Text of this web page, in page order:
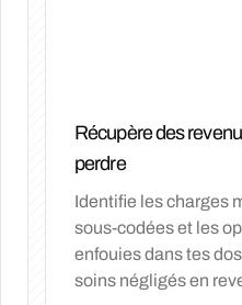
Récupère des
perdre
Identifie les charges
sous-codées et les
enfouies dans tes
soins négligés en